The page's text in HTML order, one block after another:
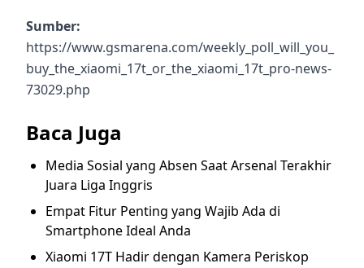
Sumber:
https://www.gsmarena.com/weekly_poll_will_you_
buy_the_xiaomi_17t_or_the_xiaomi_17t_pro-news-
73029.php
Baca Juga
Media Sosial yang Absen Saat Arsenal Terakhir
Juara Liga Inggris
Empat Fitur Penting yang Wajib Ada di
Smartphone Ideal Anda
Xiaomi 17T Hadir dengan Kamera Periskop